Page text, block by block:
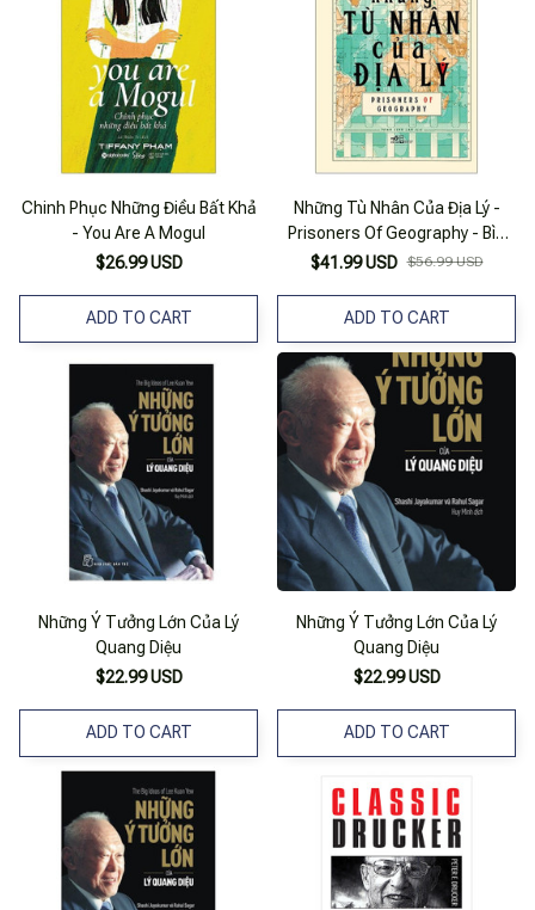
Chinh Phục Những Điều Bất Khả
- You Are A Mogul
$26.99 USD
ADD TO CART
Những Tù Nhân Của Địa Lý -
Prisoners Of Geography - Bìa
Cứng (Tái Bản 2025)
$41.99 USD $56.99 USD
ADD TO CART
Những Ý Tưởng Lớn Của Lý
Quang Diệu
$22.99 USD
ADD TO CART
Những Ý Tưởng Lớn Của Lý
Quang Diệu
$22.99 USD
ADD TO CART